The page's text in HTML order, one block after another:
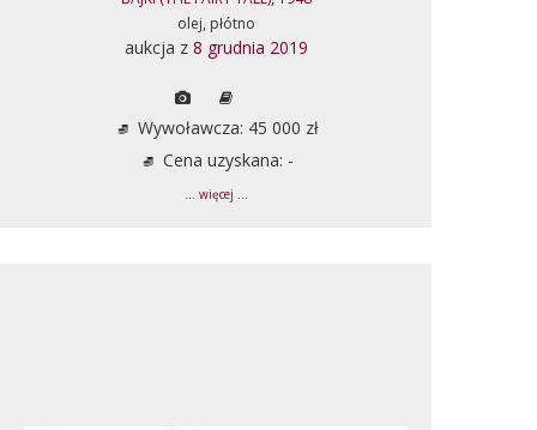
olej, płótno
aukcja z 8 grudnia 2019
Wywoławcza: 45 000 zł
Cena uzyskana: -
... więcej ...